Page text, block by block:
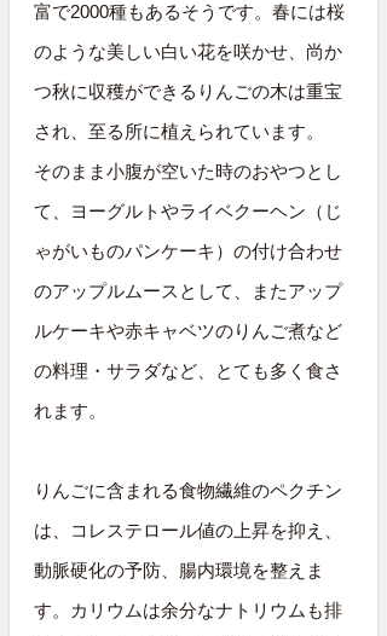
富で2000種もあるそうです。春には桜
のような美しい白い花を咲かせ、尚か
つ秋に収穫ができるりんごの木は重宝
され、至る所に植えられています。
そのまま小腹が空いた時のおやつとし
て、ヨーグルトやライベクーヘン（じ
ゃがいものパンケーキ）の付け合わせ
のアップルムースとして、またアップ
ルケーキや赤キャベツのりんご煮など
の料理・サラダなど、とても多く食さ
れます。
りんごに含まれる食物繊維のペクチン
は、コレステロール値の上昇を抑え、
動脈硬化の予防、腸内環境を整えま
す。カリウムは余分なナトリウムも排